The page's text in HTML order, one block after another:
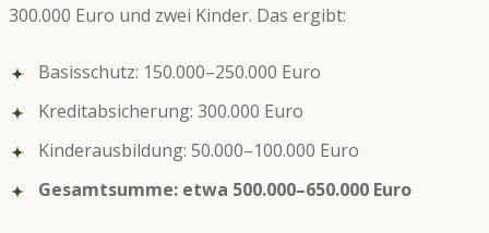
300.000 Euro und zwei Kinder. Das ergibt:
Basisschutz: 150.000–250.000 Euro
Kreditabsicherung: 300.000 Euro
Kinderausbildung: 50.000–100.000 Euro
Gesamtsumme: etwa 500.000–650.000 Euro